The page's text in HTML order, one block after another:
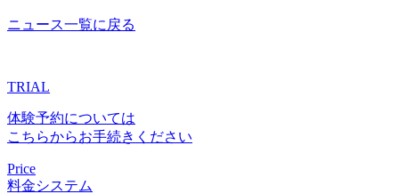
ニュース一覧に戻る
TRIAL
体験予約については
こちらからお手続きください
Price
料金システム